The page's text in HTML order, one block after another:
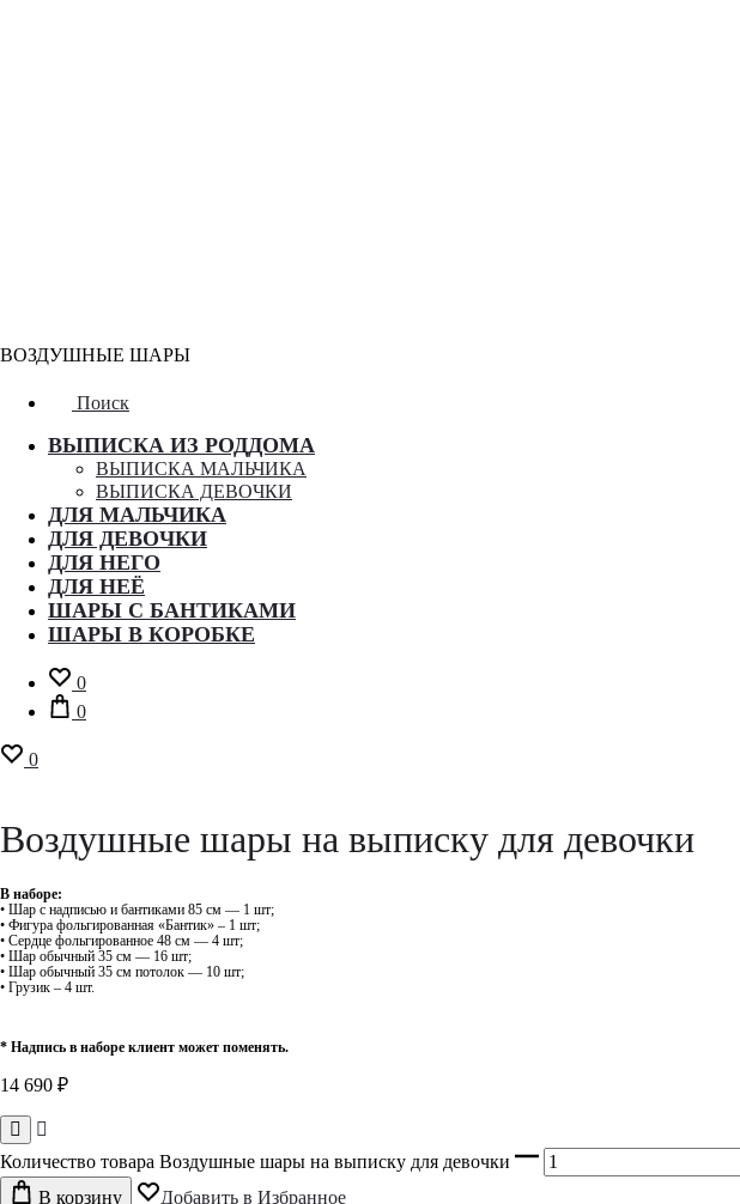
ВОЗДУШНЫЕ ШАРЫ
Поиск
ВЫПИСКА ИЗ РОДДОМА
ВЫПИСКА МАЛЬЧИКА
ВЫПИСКА ДЕВОЧКИ
ДЛЯ МАЛЬЧИКА
ДЛЯ ДЕВОЧКИ
ДЛЯ НЕГО
ДЛЯ НЕЁ
ШАРЫ С БАНТИКАМИ
ШАРЫ В КОРОБКЕ
0
0
0
Воздушные шары на выписку для девочки
В наборе:
• Шар с надписью и бантиками 85 см — 1 шт;
• Фигура фольгированная «Бантик» – 1 шт;
• Сердце фольгированное 48 см — 4 шт;
• Шар обычный 35 см — 16 шт;
• Шар обычный 35 см потолок — 10 шт;
• Грузик – 4 шт.
* Надпись в наборе клиент может поменять.
14 690 ₽
Количество товара Воздушные шары на выписку для девочки
В корзину
Добавить в Избранное